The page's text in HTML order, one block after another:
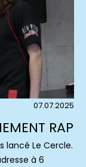
07.07.2025
RAP
lancé Le Cercle.
à 6